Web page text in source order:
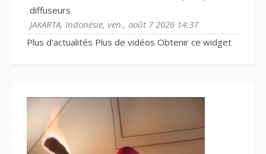
diffuseurs
JAKARTA, Indonésie, ven., août 7 2026 14:37
Plus d'actualités Plus de vidéos Obtenir ce widget